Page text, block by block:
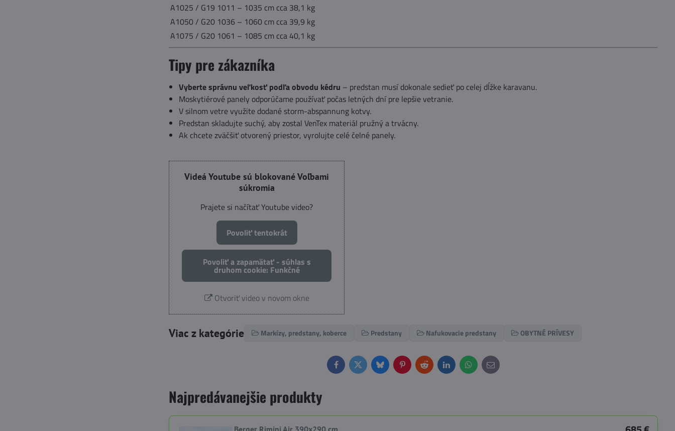
A1025 / G19 1011 – 1035 cm cca 38,1 kg
A1050 / G20 1036 – 1060 cm cca 39,9 kg
A1075 / G20 1061 – 1085 cm cca 40,1 kg
Tipy pre zákazníka
Vyberte správnu veľkosť podľa obvodu kédru – predstan musí dokonale sedieť po celej dĺžke karavanu.
Moskytiérové panely odporúčame používať počas letných dní pre lepšie vetranie.
V silnom vetre využite dodané storm-abspannung kotvy.
Predstan skladujte suchý, aby zostal VenTex materiál pružný a trvácny.
Ak chcete zväčšiť otvorený priestor, vyrolujte celé čelné panely.
Videá Youtube sú blokované Voľbami
súkromia
Prajete si načítať Youtube video?
Povoliť tentokrát
Povoliť a zapamätať - súhlas s
druhom cookie: Funkčné
Otvoriť video v novom okne
Viac z kategórie Markízy, predstany, koberce Predstany Nafukovacie predstany OBYTNÉ PRÍVESY
FacebookTwitterBlueskyPinterestRedditLinkedInWhatsApp
E-
mail
Najpredávanejšie produkty
Berger Rimini Air 390x290 cm